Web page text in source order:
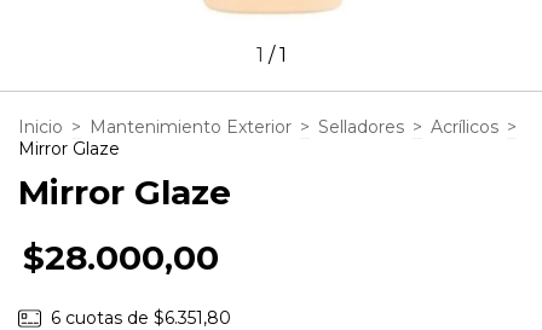
1 /1
Inicio > Mantenimiento Exterior > Selladores > Acrílicos >
Mirror Glaze
Mirror Glaze
$28.000,00
6 cuotas de $6.351,80